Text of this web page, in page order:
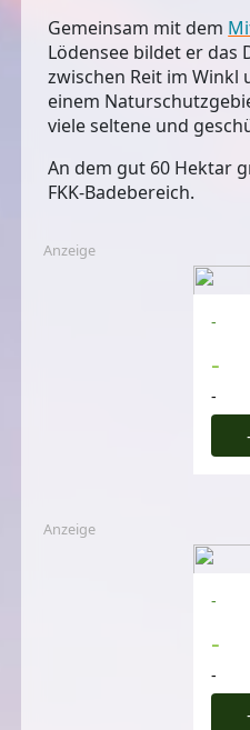
Gemeinsam mit dem
Lödensee bildet er das
zwischen Reit im Winkl
einem
viele seltene und
An dem gut 60 Hektar
FKK-Badebereich.
Anzeige
-
-
-
Anzeige
-
-
-